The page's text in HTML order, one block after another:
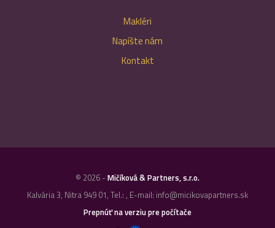
Makléri
Napíšte nám
Kontakt
© 2026 - Mičíková & Partners, s.r.o.
Kalvária 3, Nitra 949 01, Tel.: , E-mail: info@micikovapartners.sk
Prepnúť na verziu pre počítače